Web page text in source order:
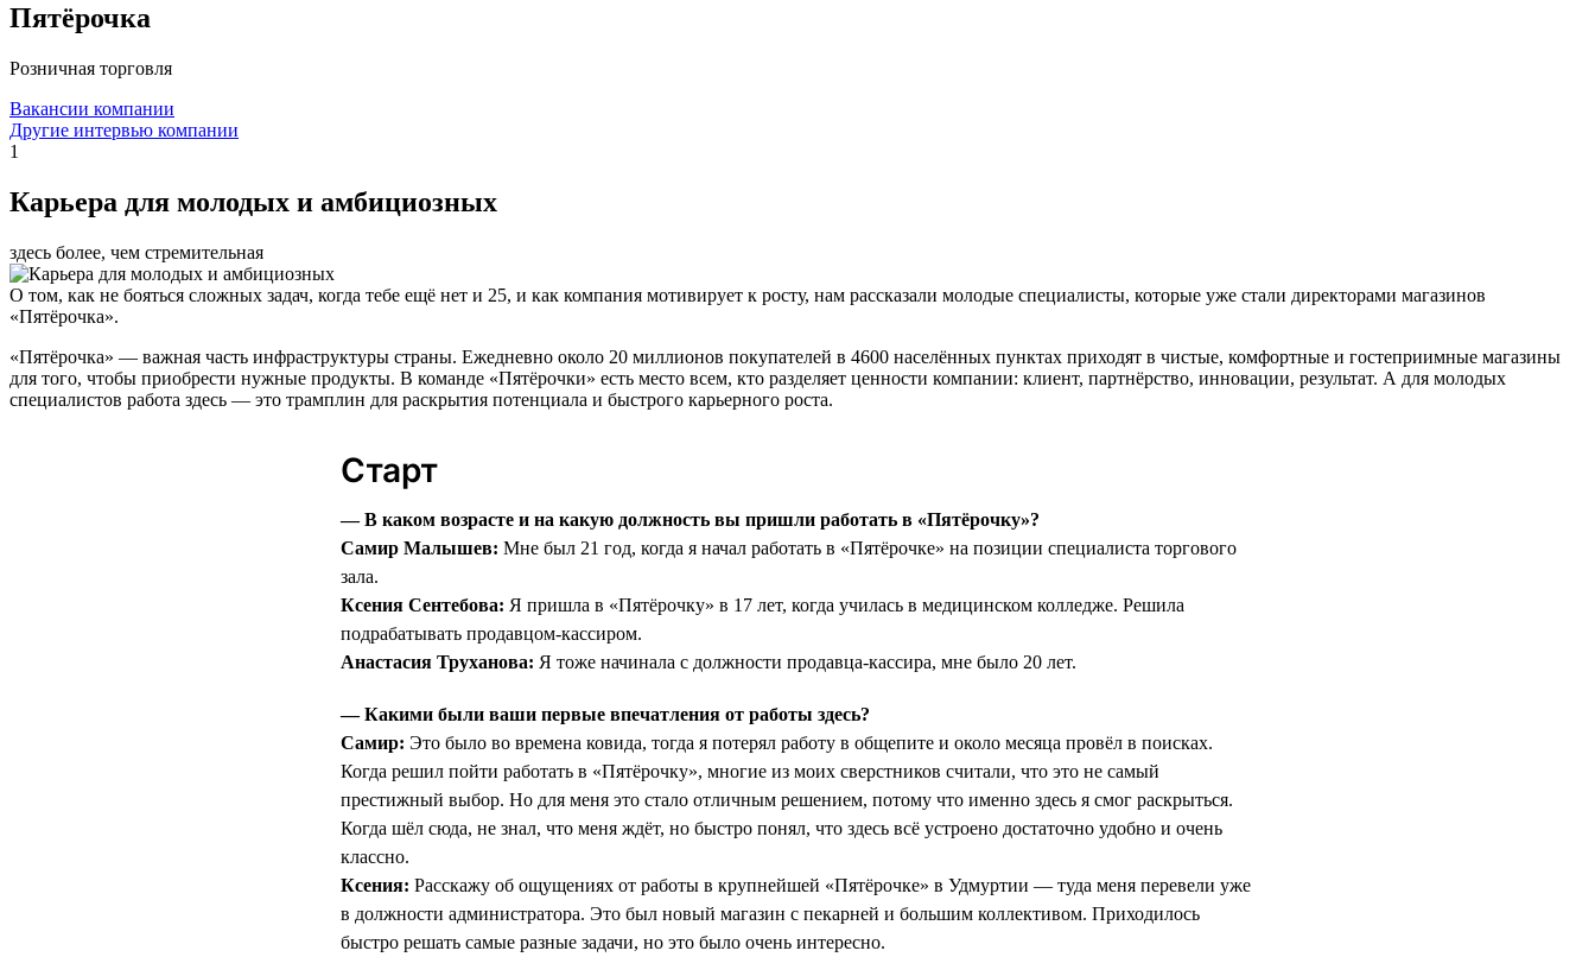
Пятёрочка
Розничная торговля
Вакансии компании
Другие интервью компании
1
Карьера для молодых и амбициозных
здесь более, чем стремительная
О том, как не бояться сложных задач, когда тебе ещё нет и 25, и как компания мотивирует к росту, нам рассказали молодые специалисты, которые уже стали директорами магазинов
«Пятёрочка».
«Пятёрочка» — важная часть инфраструктуры страны. Ежедневно около 20 миллионов покупателей в 4600 населённых пунктах приходят в чистые, комфортные и гостеприимные магазины
для того, чтобы приобрести нужные продукты. В команде «Пятёрочки» есть место всем, кто разделяет ценности компании: клиент, партнёрство, инновации, результат. А для молодых
специалистов работа здесь — это трамплин для раскрытия потенциала и быстрого карьерного роста.
Старт
— В каком возрасте и на какую должность вы пришли работать в «Пятёрочку»?
Самир Малышев: Мне был 21 год, когда я начал работать в «Пятёрочке» на позиции специалиста торгового
зала.
Ксения Сентебова: Я пришла в «Пятёрочку» в 17 лет, когда училась в медицинском колледже. Решила
подрабатывать продавцом-кассиром.
Анастасия Труханова: Я тоже начинала с должности продавца-кассира, мне было 20 лет.
— Какими были ваши первые впечатления от работы здесь?
Самир: Это было во времена ковида, тогда я потерял работу в общепите и около месяца провёл в поисках.
Когда решил пойти работать в «Пятёрочку», многие из моих сверстников считали, что это не самый
престижный выбор. Но для меня это стало отличным решением, потому что именно здесь я смог раскрыться.
Когда шёл сюда, не знал, что меня ждёт, но быстро понял, что здесь всё устроено достаточно удобно и очень
классно.
Ксения: Расскажу об ощущениях от работы в крупнейшей «Пятёрочке» в Удмуртии — туда меня перевели уже
в должности администратора. Это был новый магазин с пекарней и большим коллективом. Приходилось
быстро решать самые разные задачи, но это было очень интересно.